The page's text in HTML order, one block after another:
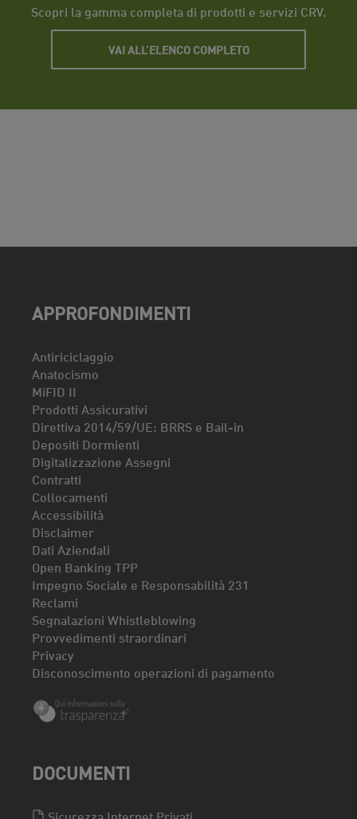
Scopri la gamma completa di prodotti e servizi CRV.
VAI ALL’ELENCO COMPLETO
APPROFONDIMENTI
Antiriciclaggio
Anatocismo
MiFID II
Prodotti Assicurativi
Direttiva 2014/59/UE: BRRS e Bail-in
Depositi Dormienti
Digitalizzazione Assegni
Contratti
Collocamenti
Accessibilità
Disclaimer
Dati Aziendali
Open Banking TPP
Impegno Sociale e Responsabilità 231
Reclami
Segnalazioni Whistleblowing
Provvedimenti straordinari
Privacy
Disconoscimento operazioni di pagamento
DOCUMENTI